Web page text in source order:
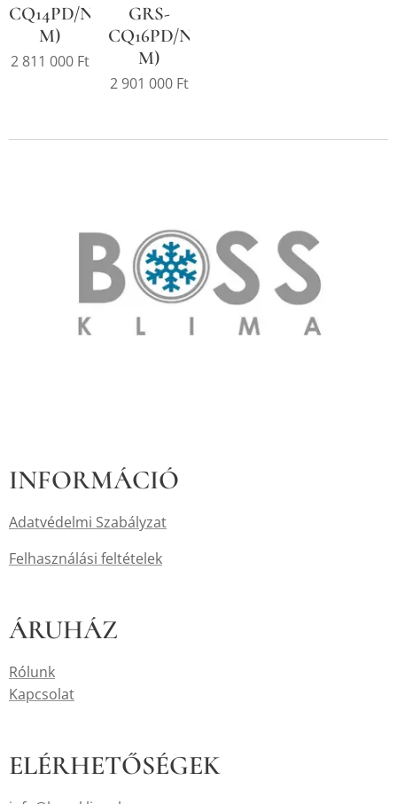
CQ14PD/NHG2-
M)
2 811 000Ft
GRS-
CQ16PD/NHG2-
M)
2 901 000Ft
INFORMÁCIÓ
Adatvédelmi Szabályzat
Felhasználási feltételek
ÁRUHÁZ
Rólunk
Kapcsolat
ELÉRHETŐSÉGEK